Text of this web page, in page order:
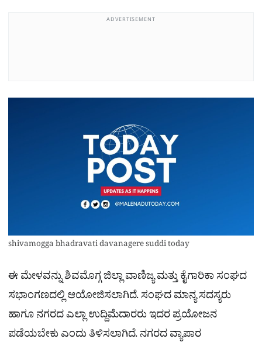
ADVERTISEMENT
shivamogga bhadravati davanagere suddi today
ಈ ಮೇಳವನ್ನು ಶಿವಮೊಗ್ಗ ಜಿಲ್ಲಾ ವಾಣಿಜ್ಯ ಮತ್ತು ಕೈಗಾರಿಕಾ ಸಂಘದ
ಸಭಾಂಗಣದಲ್ಲಿ ಆಯೋಜಿಸಲಾಗಿದೆ. ಸಂಘದ ಮಾನ್ಯ ಸದಸ್ಯರು
ಹಾಗೂ ನಗರದ ಎಲ್ಲಾ ಉದ್ದಿಮೆದಾರರು ಇದರ ಪ್ರಯೋಜನ
ಪಡೆಯಬೇಕು ಎಂದು ತಿಳಿಸಲಾಗಿದೆ. ನಗರದ ವ್ಯಾಪಾರ